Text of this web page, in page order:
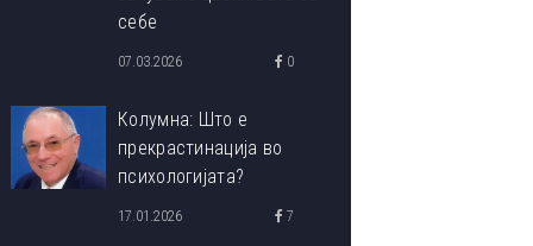
себе
07.03.2026 0
Колумна: Што е
прекрастинација во
психологијата?
17.01.2026 7